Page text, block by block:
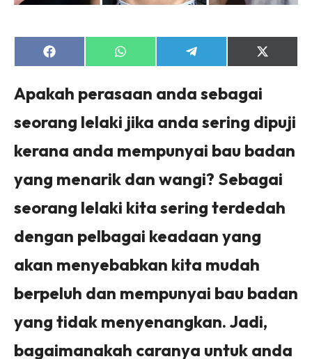
Share
on
Share
on
Share
on
Share
on
(Twitter)
Apakah perasaan anda sebagai
seorang lelaki jika anda sering dipuji
kerana anda mempunyai bau badan
yang menarik dan wangi? Sebagai
seorang lelaki kita sering terdedah
dengan pelbagai keadaan yang
akan menyebabkan kita mudah
berpeluh dan mempunyai bau badan
yang tidak menyenangkan. Jadi,
bagaimanakah caranya untuk anda